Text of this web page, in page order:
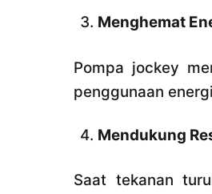
Menghemat
Pompa jockey
penggunaan
Mendukung
Saat tekanan